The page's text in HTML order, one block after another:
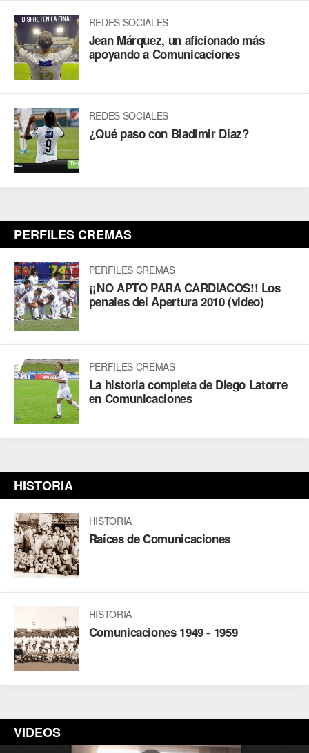
REDES SOCIALES
Jean Márquez, un aficionado más
apoyando a Comunicaciones
REDES SOCIALES
¿Qué paso con Bladimir Díaz?
PERFILES CREMAS
PERFILES CREMAS
¡¡NO APTO PARA CARDIACOS!! Los
penales del Apertura 2010 (video)
PERFILES CREMAS
La historia completa de Diego Latorre
en Comunicaciones
HISTORIA
HISTORIA
Raíces de Comunicaciones
HISTORIA
Comunicaciones 1949 - 1959
VIDEOS